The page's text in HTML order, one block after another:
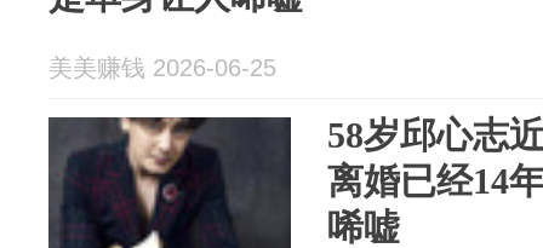
美美赚钱 2026-06-25
58岁邱心志
离婚已经14
唏嘘